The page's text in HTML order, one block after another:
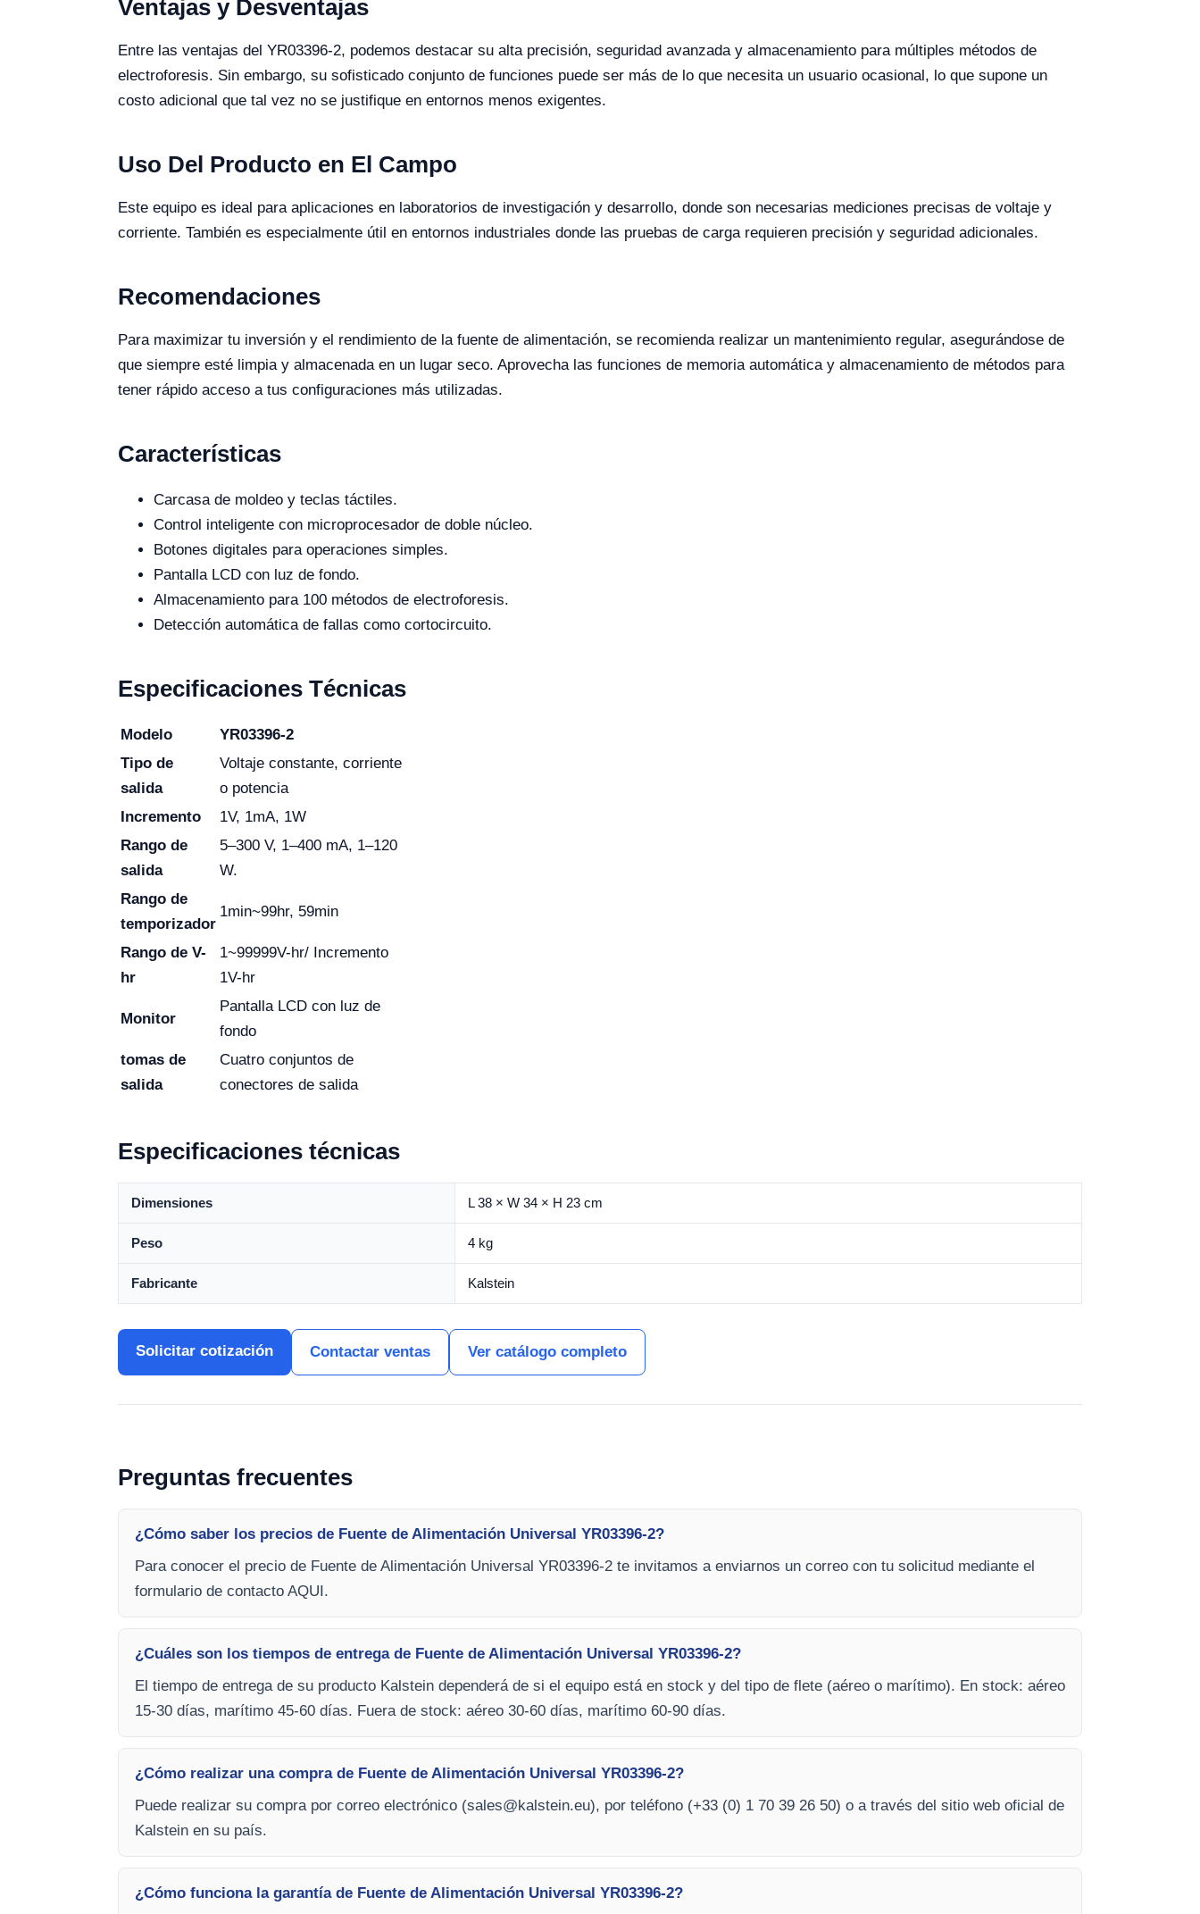
Ventajas y Desventajas
Entre las ventajas del YR03396-2, podemos destacar su alta precisión, seguridad avanzada y almacenamiento para múltiples métodos de
electroforesis. Sin embargo, su sofisticado conjunto de funciones puede ser más de lo que necesita un usuario ocasional, lo que supone un
costo adicional que tal vez no se justifique en entornos menos exigentes.
Uso Del Producto en El Campo
Este equipo es ideal para aplicaciones en laboratorios de investigación y desarrollo, donde son necesarias mediciones precisas de voltaje y
corriente. También es especialmente útil en entornos industriales donde las pruebas de carga requieren precisión y seguridad adicionales.
Recomendaciones
Para maximizar tu inversión y el rendimiento de la fuente de alimentación, se recomienda realizar un mantenimiento regular, asegurándose de
que siempre esté limpia y almacenada en un lugar seco. Aprovecha las funciones de memoria automática y almacenamiento de métodos para
tener rápido acceso a tus configuraciones más utilizadas.
Características
Carcasa de moldeo y teclas táctiles.
Control inteligente con microprocesador de doble núcleo.
Botones digitales para operaciones simples.
Pantalla LCD con luz de fondo.
Almacenamiento para 100 métodos de electroforesis.
Detección automática de fallas como cortocircuito.
Especificaciones Técnicas
Modelo
YR03396-2
Tipo de
salida
Voltaje constante, corriente
o potencia
Incremento
1V, 1mA, 1W
Rango de
salida
5–300 V, 1–400 mA, 1–120
W.
Rango de
temporizador
1min~99hr, 59min
Rango de V-
hr
1~99999V-hr/ Incremento
1V-hr
Monitor
Pantalla LCD con luz de
fondo
tomas de
salida
Cuatro conjuntos de
conectores de salida
Especificaciones técnicas
Dimensiones L 38 × W 34 × H 23 cm
Peso 4 kg
Fabricante Kalstein
Solicitar cotización Contactar ventas Ver catálogo completo
Preguntas frecuentes
¿Cómo saber los precios de Fuente de Alimentación Universal YR03396-2?
Para conocer el precio de Fuente de Alimentación Universal YR03396-2 te invitamos a enviarnos un correo con tu solicitud mediante el
formulario de contacto AQUI.
¿Cuáles son los tiempos de entrega de Fuente de Alimentación Universal YR03396-2?
El tiempo de entrega de su producto Kalstein dependerá de si el equipo está en stock y del tipo de flete (aéreo o marítimo). En stock: aéreo
15-30 días, marítimo 45-60 días. Fuera de stock: aéreo 30-60 días, marítimo 60-90 días.
¿Cómo realizar una compra de Fuente de Alimentación Universal YR03396-2?
Puede realizar su compra por correo electrónico (sales@kalstein.eu), por teléfono (+33 (0) 1 70 39 26 50) o a través del sitio web oficial de
Kalstein en su país.
¿Cómo funciona la garantía de Fuente de Alimentación Universal YR03396-2?